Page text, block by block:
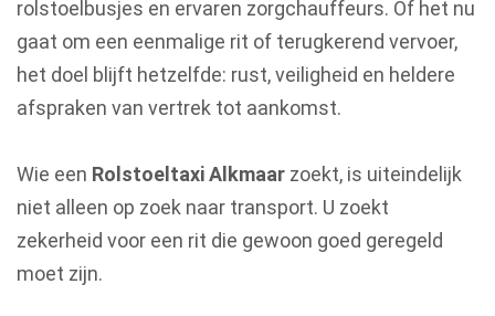
rolstoelbusjes en ervaren zorgchauffeurs. Of het nu
gaat om een eenmalige rit of terugkerend vervoer,
het doel blijft hetzelfde: rust, veiligheid en heldere
afspraken van vertrek tot aankomst.
Wie een Rolstoeltaxi Alkmaar zoekt, is uiteindelijk
niet alleen op zoek naar transport. U zoekt
zekerheid voor een rit die gewoon goed geregeld
moet zijn.